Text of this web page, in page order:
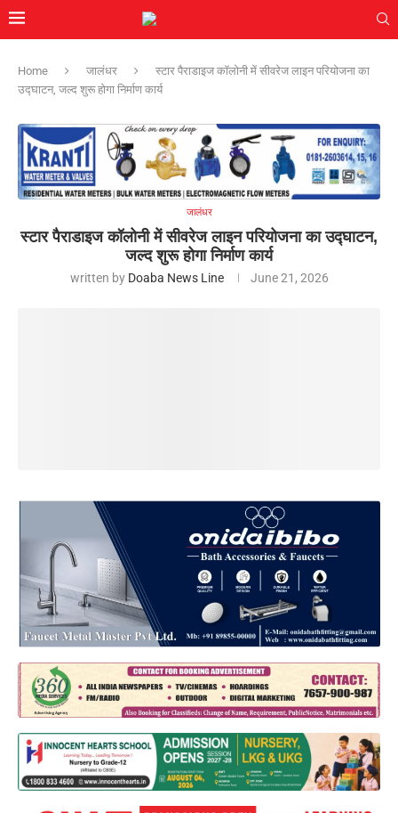
Home जालंधर
स्टार पैराडाइज कॉलोनी में सीवरेज लाइन परियोजना का
उद्घाटन, जल्द शुरू होगा निर्माण कार्य
जालंधर
स्टार पैराडाइज कॉलोनी में सीवरेज लाइन परियोजना का उद्घाटन,
जल्द शुरू होगा निर्माण कार्य
written by Doaba News Line June 21, 2026